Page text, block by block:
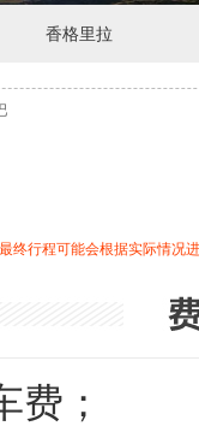
香格里拉
终行程可能会根据实际情况
费；